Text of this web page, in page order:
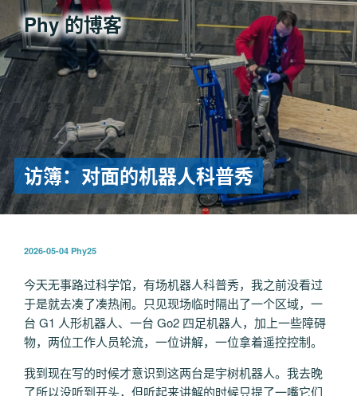
内
容
Phy 的博客
访簿：对面的机器人科普秀
发
于
2026-05-04 Phy25
今天无事路过科学馆，有场机器人科普秀，我之前没看过
于是就去凑了凑热闹。只见现场临时隔出了一个区域，一
台 G1 人形机器人、一台 Go2 四足机器人，加上一些障碍
物，两位工作人员轮流，一位讲解，一位拿着遥控控制。
我到现在写的时候才意识到这两台是宇树机器人。我去晚
了所以没听到开头，但听起来讲解的时候只提了一嘴它们